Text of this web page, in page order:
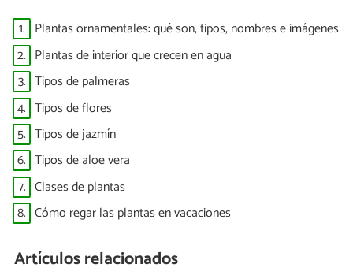
1. Plantas ornamentales: qué son, tipos, nombres e imágenes
2. Plantas de interior que crecen en agua
3. Tipos de palmeras
4. Tipos de flores
5. Tipos de jazmín
6. Tipos de aloe vera
7. Clases de plantas
8. Cómo regar las plantas en vacaciones
Artículos relacionados